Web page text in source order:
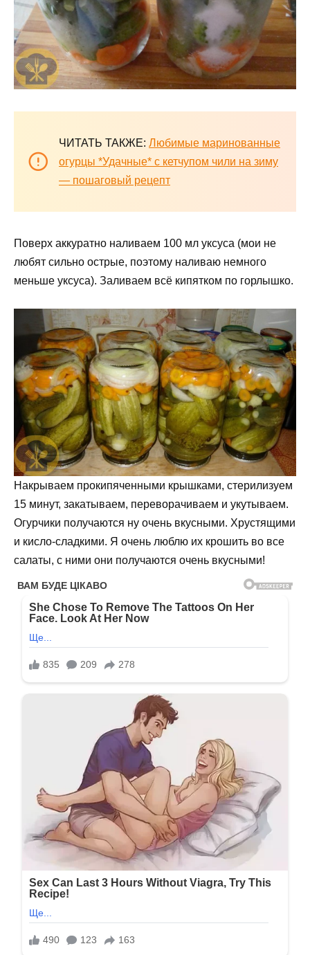
ЧИТАТЬ ТАКЖЕ: Любимые маринованные
огурцы *Удачные* с кетчупом чили на зиму
— пошаговый рецепт
Поверх аккуратно наливаем 100 мл уксуса (мои не
любят сильно острые, поэтому наливаю немного
меньше уксуса). Заливаем всё кипятком по горлышко.
Накрываем прокипяченными крышками, стерилизуем
15 минут, закатываем, переворачиваем и укутываем.
Огурчики получаются ну очень вкусными. Хрустящими
и кисло-сладкими. Я очень люблю их крошить во все
салаты, с ними они получаются очень вкусными!